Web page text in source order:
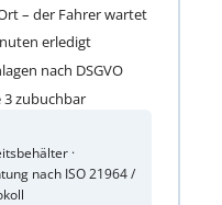
– der Fahrer wartet
erledigt
nach DSGVO
3 zubuchbar
·
nach ISO 21964 /